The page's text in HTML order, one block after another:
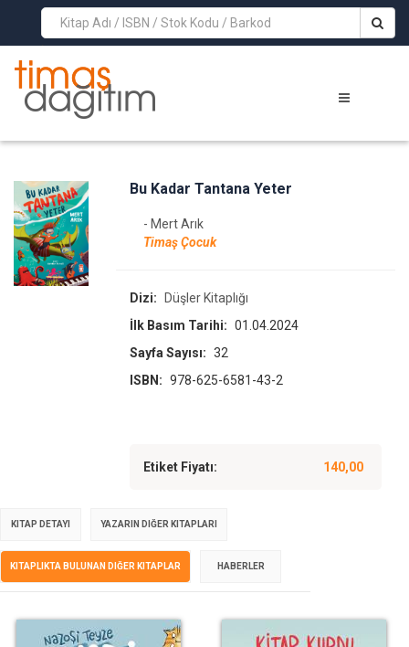
>
Bu Kadar Tantana Yeter
- Mert Arık
Timaş Çocuk
Dizi:
Düşler Kitaplığı
İlk Basım Tarihi: 01.04.2024
Sayfa Sayısı: 32
ISBN: 978-625-6581-43-2
Etiket Fiyatı: 140,00
KITAP DETAYI YAZARIN DIĞER KITAPLARI
KITAPLIKTA BULUNAN DIĞER KITAPLAR HABERLER